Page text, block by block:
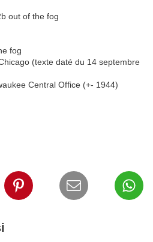
(texte daté du 14 septembre
Central Office (+- 1944)